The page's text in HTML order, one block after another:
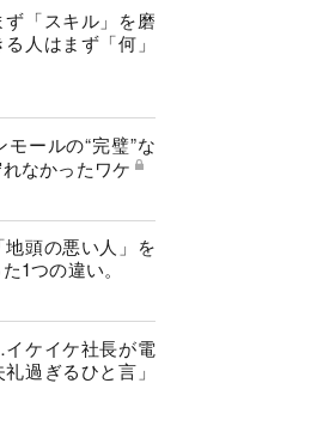
「スキル」を磨
人はまず「何」
モールの“完璧”な
なかったワケ
地頭の悪い人」を
1つの違い。
ケイケ社長が電
過ぎるひと言」